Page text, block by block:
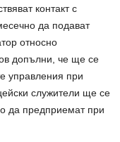
контакт с
да подават
относно
допълни, че ще се
управления при
служители ще се
да предприемат при